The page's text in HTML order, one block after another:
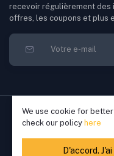
recevoir régulièrement des
offres, les coupons et plus
We use cookie for
check our policy here
D'accord.